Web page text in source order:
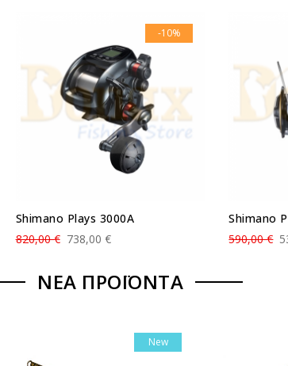
-10%
Shimano Plays 3000A
738,00 €
820,00 €
Shimano
590,00 €
ΝΕΑ ΠΡΟΪΟΝΤΑ
New